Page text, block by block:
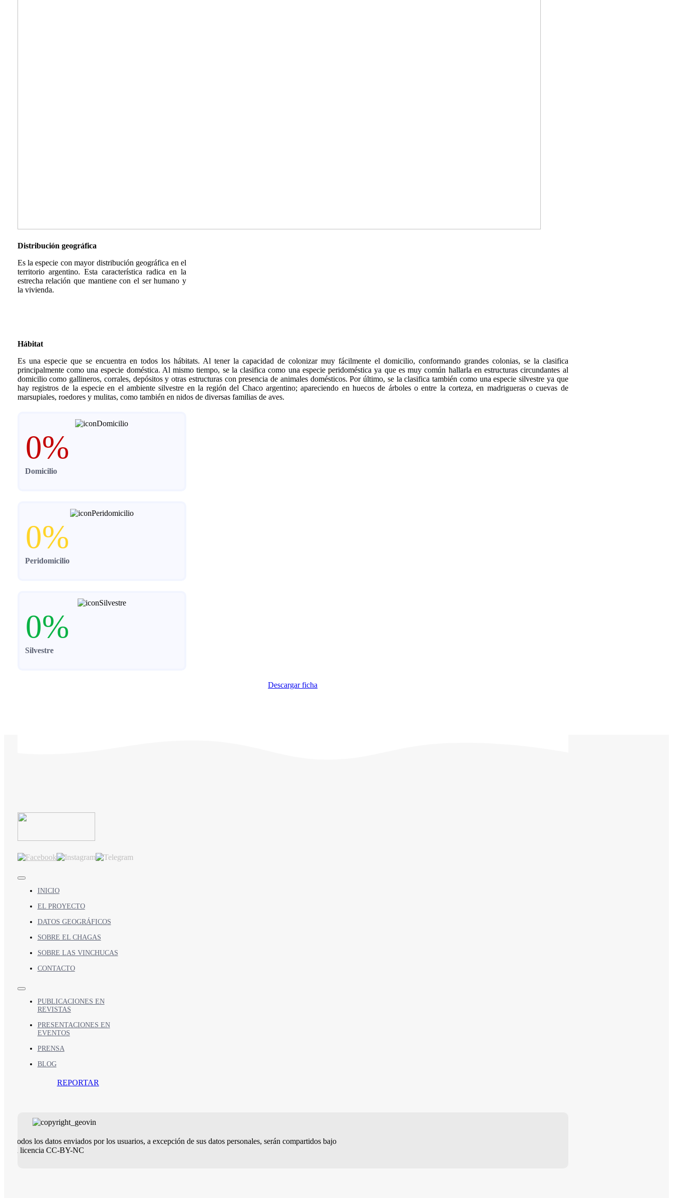
Distribución geográfica
Es la especie con mayor distribución geográfica en el
territorio argentino. Esta característica radica en la
estrecha relación que mantiene con el ser humano y
la vivienda.
Hábitat
Es una especie que se encuentra en todos los hábitats. Al tener la capacidad de colonizar muy fácilmente el domicilio, conformando grandes colonias, se la clasifica
principalmente como una especie doméstica. Al mismo tiempo, se la clasifica como una especie peridoméstica ya que es muy común hallarla en estructuras circundantes al
domicilio como gallineros, corrales, depósitos y otras estructuras con presencia de animales domésticos. Por último, se la clasifica también como una especie silvestre ya que
hay registros de la especie en el ambiente silvestre en la región del Chaco argentino; apareciendo en huecos de árboles o entre la corteza, en madrigueras o cuevas de
marsupiales, roedores y mulitas, como también en nidos de diversas familias de aves.
0%
Domicilio
0%
Peridomicilio
0%
Silvestre
Descargar ficha
Toggle
Navigation
INICIO
EL PROYECTO
DATOS GEOGRÁFICOS
SOBRE EL CHAGAS
SOBRE LAS VINCHUCAS
CONTACTO
Toggle
NavigationPUBLICACIONES EN
REVISTAS
PRESENTACIONES EN
EVENTOS
PRENSA
BLOG
REPORTAR
Todos los datos enviados por los usuarios, a excepción de sus datos personales, serán compartidos bajo
la licencia CC-BY-NC